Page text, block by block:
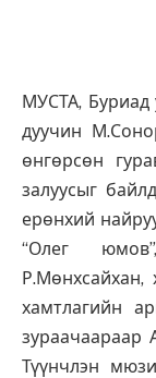
МУСТА, Буриад
дуучин
өнгөрсөн
залуусыг
ерөнхий
“Олег
Р.Мөнхсайхан,
хамтлагийн
Түүнчлэн